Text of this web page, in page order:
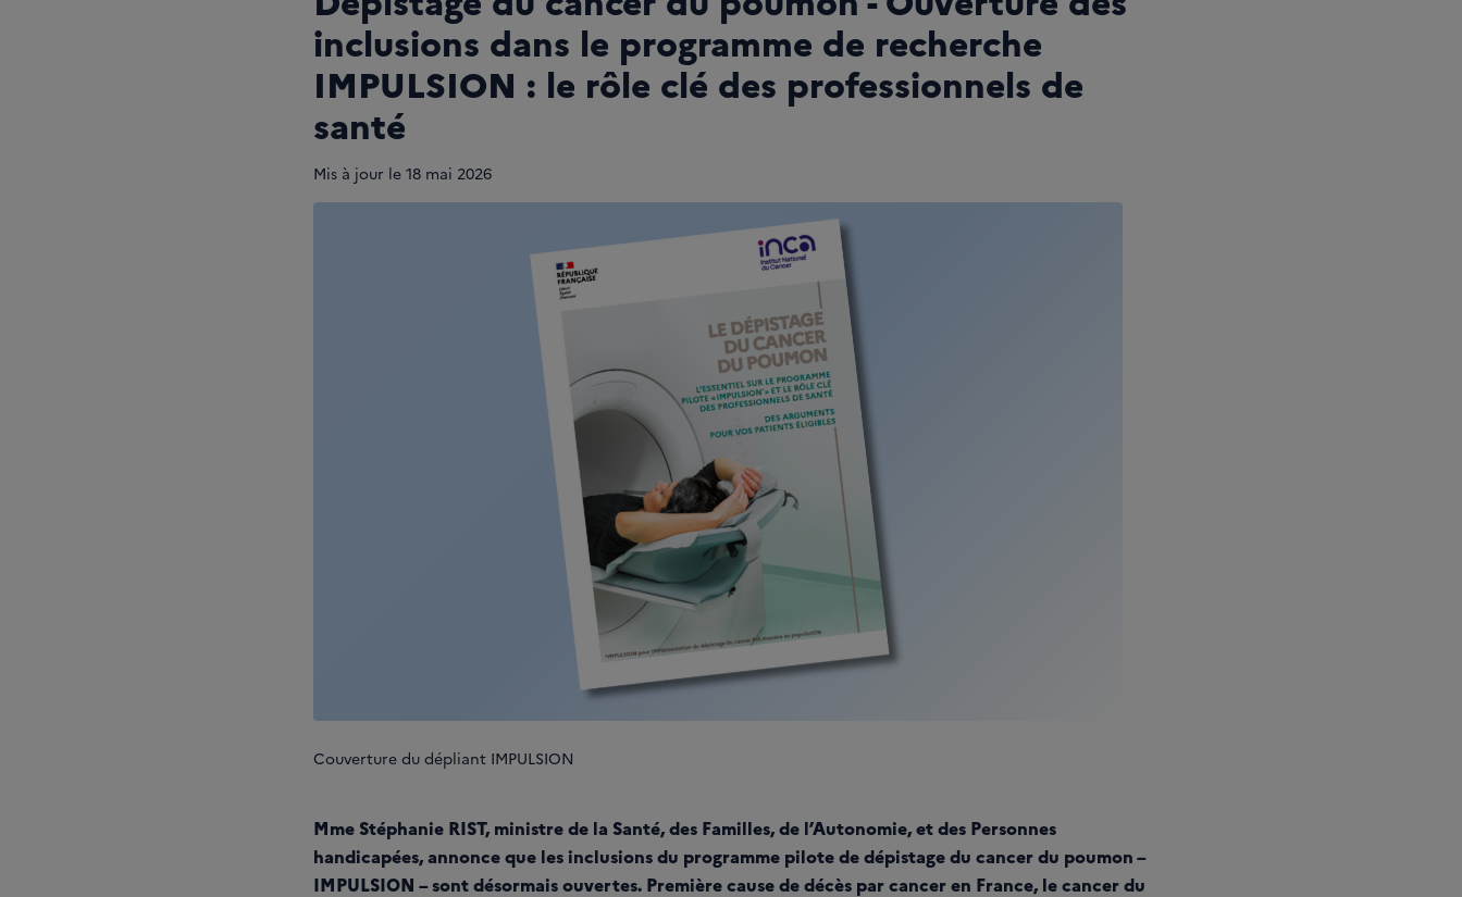
inclusions dans le programme de recherche
IMPULSION : le rôle clé des professionnels de
santé
Mis à jour le 18 mai 2026
Couverture du dépliant IMPULSION
Mme Stéphanie RIST, ministre de la Santé, des Familles, de l’Autonomie, et des Personnes
handicapées, annonce que les inclusions du programme pilote de dépistage du cancer du poumon –
IMPULSION – sont désormais ouvertes. Première cause de décès par cancer en France, le cancer du